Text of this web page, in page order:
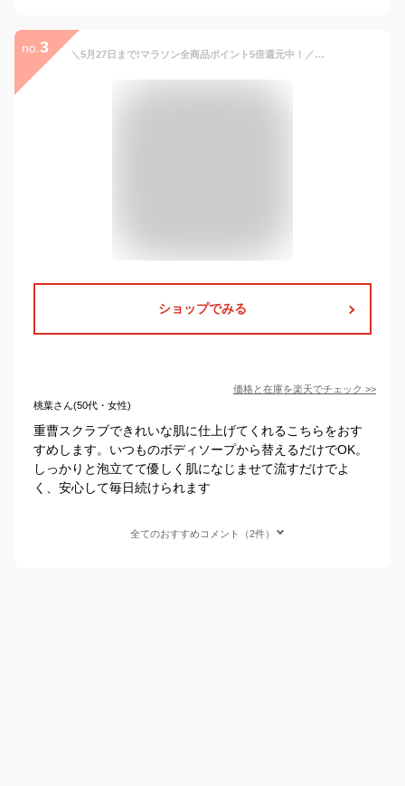
no. 3 ＼5月27日まで!マラソン全商品ポイント5倍還元中！／【重曹スクラブでつるんとなめらか二の腕へ】二の腕 ぶつぶつ ザラザラ 石けん 石鹸 角質ケア 角質除去 スクラブ 黒ずみ ひじ ひざ かかと ブツブツ ボディスクラブ 重曹 / 二の腕ザラザラを洗う重曹石鹸 135g
ショップでみる
価格と在庫を楽天でチェック >>
桃葉さん(50代・女性)
重曹スクラブできれいな肌に仕上げてくれるこちらをおす
すめします。いつものボディソープから替えるだけでOK。
しっかりと泡立てて優しく肌になじませて流すだけでよ
く、安心して毎日続けられます
全てのおすすめコメント（2件）